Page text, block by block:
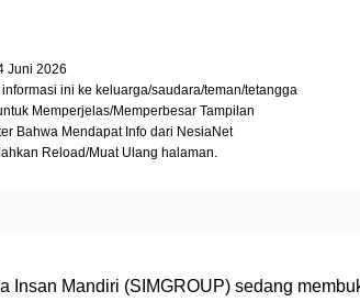
Juni 2026
ini ke keluarga/saudara/teman/tetangga
Memperjelas/Memperbesar Tampilan
Bahwa Mendapat Info dari NesiaNet
Reload/Muat Ulang halaman.
Insan Mandiri (SIMGROUP) sedang